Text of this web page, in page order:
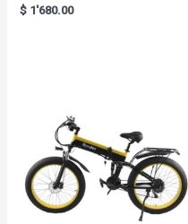
Rated
5.00
$ 1'680.00